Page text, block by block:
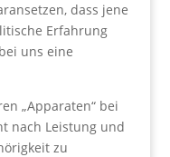
dass jene
Erfahrung
uns eine
„Apparaten“ bei
nach Leistung und
zu